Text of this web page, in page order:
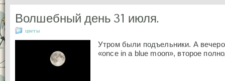
Волшебный день 31 июля.
цветы
Утром были подъельники. А
«once in a blue moon», второе